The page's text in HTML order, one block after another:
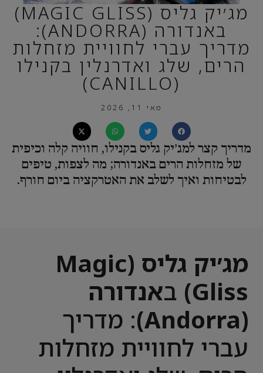
מג׳יק גליס (MAGIC GLISS)
באנדורה (ANDORRA):
מדריך עברי לחוויית מזחלות
הרים, שלג ואדרנלין בקנילו
(CANILLO)
מאי 11, 2026
מדריך קצר למג׳יק גליס בקנילו, חוויה קלה וכיפית
של מזחלות הרים באנדורה; מה לצפות, טיפים
לבטיחות ואיך לשלב את האטרקציה ביום חורף.
מג׳יק גליס (Magic
Gliss) באנדורה
(Andorra)
: מדריך
עברי לחוויית מזחלות